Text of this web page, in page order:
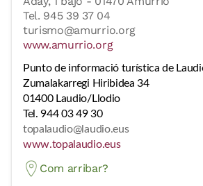
Tel. 945 39 37 04
turismo@amurrio.org
www.amurrio.org
Punto de informació turística de
Zumalakarregi Hiribidea 34
01400 Laudio/Llodio
Tel. 944 03 49 30
topalaudio@laudio.eus
www.topalaudio.eus
Com arribar?